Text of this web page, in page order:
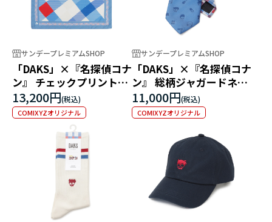
サンデープレミアムSHOP
「DAKS」×『名探偵コナ
ン』 チェックプリントス
カーフ
13,200円
COMIXYZオリジナル
サンデープレミアムSHOP
「DAKS」×『名探偵コナ
ン』 総柄ジャガードネク
タイ
11,000円
COMIXYZオリジナル